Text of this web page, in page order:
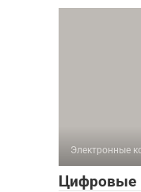
Электронные
Цифровые